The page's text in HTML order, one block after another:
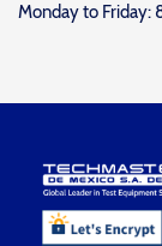
Monday to Friday: